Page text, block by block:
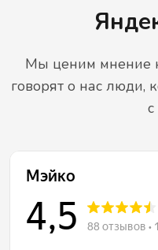
Мы ценим мнение
говорят о нас люди,